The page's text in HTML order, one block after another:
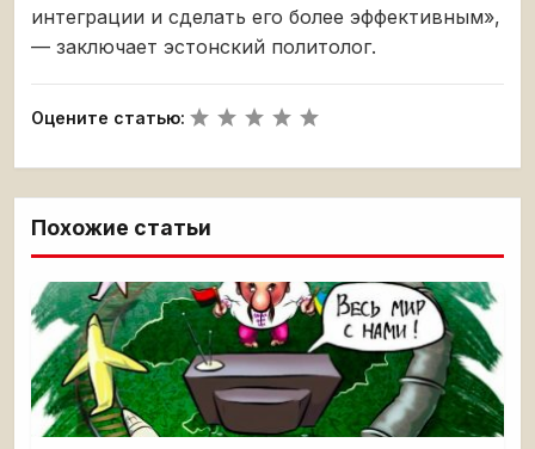
интеграции и сделать его более эффективным»,
— заключает эстонский политолог.
Оцените статью:
Похожие статьи